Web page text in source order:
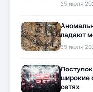
25 июля
падают
25 июля
широкие
сетях